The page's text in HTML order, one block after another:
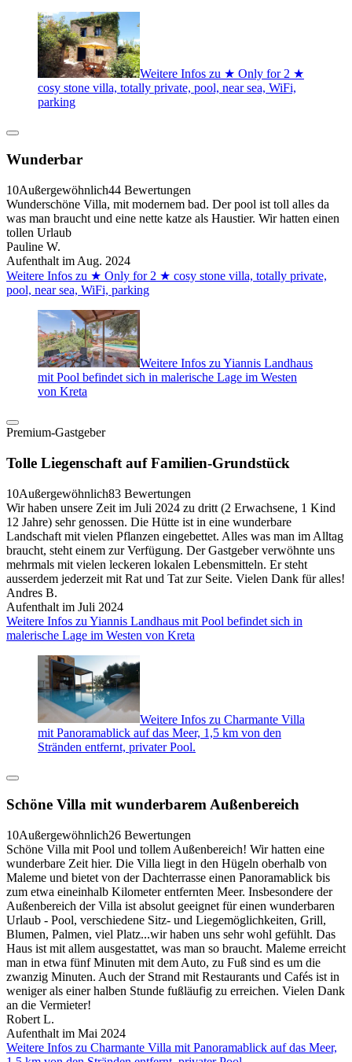
Weitere Infos zu ★ Only for 2 ★
cosy stone villa, totally private, pool, near sea, WiFi,
parking
Wunderbar
10Außergewöhnlich44 Bewertungen
Wunderschöne Villa, mit modernem bad. Der pool ist toll alles da
was man braucht und eine nette katze als Haustier. Wir hatten einen
tollen Urlaub
Pauline W.
Aufenthalt im Aug. 2024
Weitere Infos zu ★ Only for 2 ★ cosy stone villa, totally private,
pool, near sea, WiFi, parking
Weitere Infos zu Yiannis Landhaus
mit Pool befindet sich in malerische Lage im Westen
von Kreta
Premium-Gastgeber
Tolle Liegenschaft auf Familien-Grundstück
10Außergewöhnlich83 Bewertungen
Wir haben unsere Zeit im Juli 2024 zu dritt (2 Erwachsene, 1 Kind
12 Jahre) sehr genossen. Die Hütte ist in eine wunderbare
Landschaft mit vielen Pflanzen eingebettet. Alles was man im Alltag
braucht, steht einem zur Verfügung. Der Gastgeber verwöhnte uns
mehrmals mit vielen leckeren lokalen Lebensmitteln. Er steht
ausserdem jederzeit mit Rat und Tat zur Seite. Vielen Dank für alles!
Andres B.
Aufenthalt im Juli 2024
Weitere Infos zu Yiannis Landhaus mit Pool befindet sich in
malerische Lage im Westen von Kreta
Weitere Infos zu Charmante Villa
mit Panoramablick auf das Meer, 1,5 km von den
Stränden entfernt, privater Pool.
Schöne Villa mit wunderbarem Außenbereich
10Außergewöhnlich26 Bewertungen
Schöne Villa mit Pool und tollem Außenbereich! Wir hatten eine
wunderbare Zeit hier. Die Villa liegt in den Hügeln oberhalb von
Maleme und bietet von der Dachterrasse einen Panoramablick bis
zum etwa eineinhalb Kilometer entfernten Meer. Insbesondere der
Außenbereich der Villa ist absolut geeignet für einen wunderbaren
Urlaub - Pool, verschiedene Sitz- und Liegemöglichkeiten, Grill,
Blumen, Palmen, viel Platz...wir haben uns sehr wohl gefühlt. Das
Haus ist mit allem ausgestattet, was man so braucht. Maleme erreicht
man in etwa fünf Minuten mit dem Auto, zu Fuß sind es um die
zwanzig Minuten. Auch der Strand mit Restaurants und Cafés ist in
weniger als einer halben Stunde fußläufig zu erreichen. Vielen Dank
an die Vermieter!
Robert L.
Aufenthalt im Mai 2024
Weitere Infos zu Charmante Villa mit Panoramablick auf das Meer,